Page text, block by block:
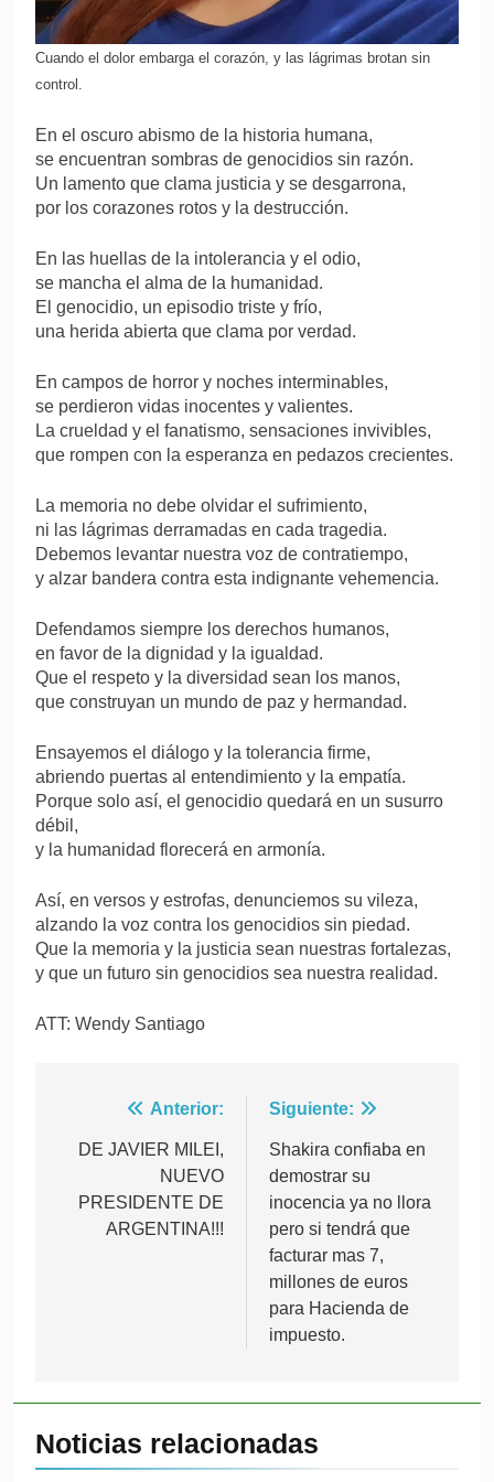
Cuando el dolor embarga el corazón, y las lágrimas brotan sin
control.
En el oscuro abismo de la historia humana,
se encuentran sombras de genocidios sin razón.
Un lamento que clama justicia y se desgarrona,
por los corazones rotos y la destrucción.
En las huellas de la intolerancia y el odio,
se mancha el alma de la humanidad.
El genocidio, un episodio triste y frío,
una herida abierta que clama por verdad.
En campos de horror y noches interminables,
se perdieron vidas inocentes y valientes.
La crueldad y el fanatismo, sensaciones invivibles,
que rompen con la esperanza en pedazos crecientes.
La memoria no debe olvidar el sufrimiento,
ni las lágrimas derramadas en cada tragedia.
Debemos levantar nuestra voz de contratiempo,
y alzar bandera contra esta indignante vehemencia.
Defendamos siempre los derechos humanos,
en favor de la dignidad y la igualdad.
Que el respeto y la diversidad sean los manos,
que construyan un mundo de paz y hermandad.
Ensayemos el diálogo y la tolerancia firme,
abriendo puertas al entendimiento y la empatía.
Porque solo así, el genocidio quedará en un susurro
débil,
y la humanidad florecerá en armonía.
Así, en versos y estrofas, denunciemos su vileza,
alzando la voz contra los genocidios sin piedad.
Que la memoria y la justicia sean nuestras fortalezas,
y que un futuro sin genocidios sea nuestra realidad.
ATT: Wendy Santiago
Navegación
de
entradas
Anterior:
DE JAVIER MILEI,
NUEVO
PRESIDENTE DE
ARGENTINA!!!
Siguiente:
Shakira confiaba en
demostrar su
inocencia ya no llora
pero si tendrá que
facturar mas 7,
millones de euros
para Hacienda de
impuesto.
Noticias relacionadas